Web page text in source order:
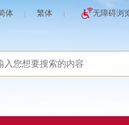
体 | 繁体 | 无障碍浏